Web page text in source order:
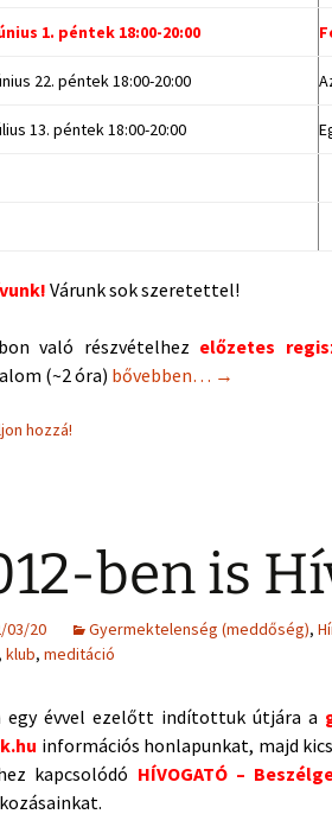
1. péntek 18:00-20:00
22. péntek 18:00-20:00
13. péntek 18:00-20:00
Várunk sok szeretettel!
való részvételhez előzetes
(~2 óra) Hívogató Klub június 1-én!
bővebben… →
hozzá!
ben is
03/20 Gyermektelenség (meddőség),
, klub, meditáció
egy évvel ezelőtt indítottuk útjára a
információs honlapunkat, majd
kapcsolódó HÍVOGATÓ –